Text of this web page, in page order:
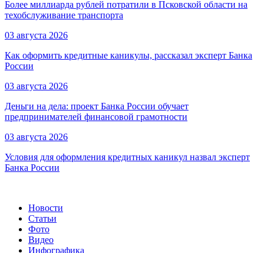
Более миллиарда рублей потратили в Псковской области на
техобслуживание транспорта
03 августа 2026
Как оформить кредитные каникулы, рассказал эксперт Банка
России
03 августа 2026
Деньги на дела: проект Банка России обучает
предпринимателей финансовой грамотности
03 августа 2026
Условия для оформления кредитных каникул назвал эксперт
Банка России
Новости
Статьи
Фото
Видео
Инфографика